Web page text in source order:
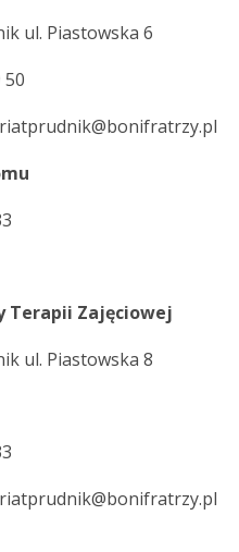
ul. Piastowska 6
50
Terapii Zajęciowej
ul. Piastowska 8